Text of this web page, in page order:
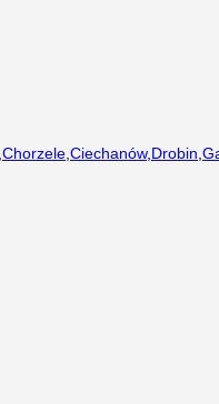
Chorzele Ciechanów, Drobin